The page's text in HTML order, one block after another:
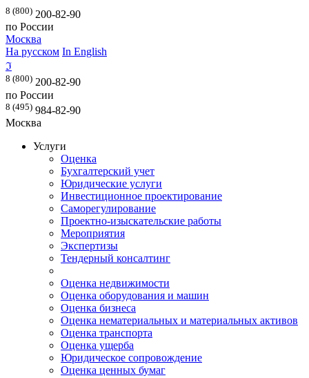
8 (800) 200-82-90
по России
Москва
На русском In English
ℑ
8 (800) 200-82-90
по России
8 (495) 984-82-90
Москва
Услуги
Оценка
Бухгалтерский учет
Юридические услуги
Инвестиционное проектирование
Саморегулирование
Проектно-изыскательские работы
Мероприятия
Экспертизы
Тендерный консалтинг
Оценка недвижимости
Оценка оборудования и машин
Оценка бизнеса
Оценка нематериальных и материальных активов
Оценка транспорта
Оценка ущерба
Юридическое сопровождение
Оценка ценных бумаг